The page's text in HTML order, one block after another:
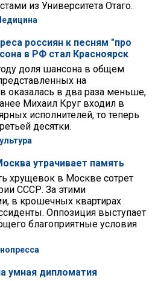
из Университета Отаго.
россиян к песням "про
в РФ стал Красноярск
доля шансона в общем
на
оказалась в два раза меньше,
Михаил Круг входил в
исполнителей, то теперь
десятки.
утрачивает память
хрущевок в Москве сотрет
СССР. За этими
в крошечных квартирах
Оппозиция выступает
благоприятные условия
умная дипломатия